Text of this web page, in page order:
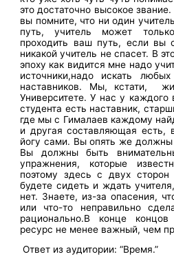
это достаточно высокое
вы помните, что ни один
путь, учитель может
проходить ваш путь, если вы
никакой учитель не спасет. В
эпоху как видится мне надо
источники,надо искать
наставников. Мы, кстати,
Университете. У нас у каждого
студента есть наставник,
где мы с Гималаев каждому
и другая составляющая есть,
йогу сами. Вы опять же должны
Вы должны быть
упражнения, которые
поэтому здесь с двух
будете сидеть и ждать
нет. Знаете, из-за опасения,
или что-то неправильно
рационально.В конце
ресурс не менее важный, чем
Ответ из аудитории: “Время.”